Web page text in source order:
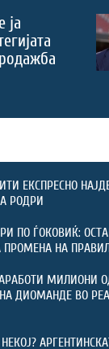
ја
ЕКСПРЕСНО
РОДРИ
ПО ЃОКОВИЌ:
ПРОМЕНА НА
МИЛИОНИ
ДИОМАНДЕ ВО